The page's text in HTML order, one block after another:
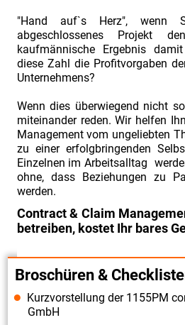
"Hand auf`s Herz", wenn
abgeschlossenes Projekt
kaufmännische Ergebnis
diese Zahl die Profitvorgaben
Unternehmens?
Wenn dies überwiegend nicht
miteinander reden. Wir helfen
Management vom ungeliebten
zu einer erfolgbringenden
Einzelnen im Arbeitsalltag
ohne, dass Beziehungen zu
werden.
Contract & Claim
betreiben, kostet Ihr bares
Broschüren &
Kurzvorstellung der 1155PM
GmbH